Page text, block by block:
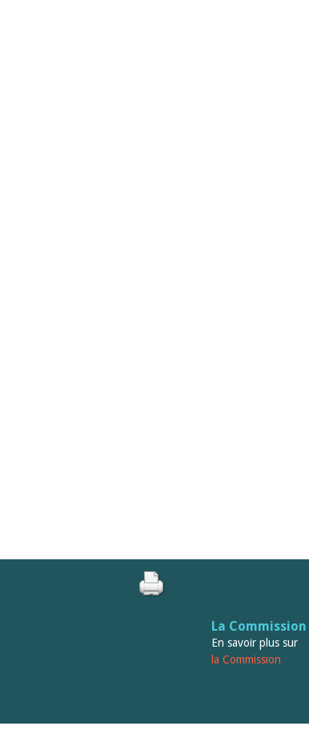
La Commission
En savoir plus sur
la Commission